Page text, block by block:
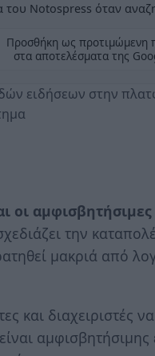
Notospress όταν
Προσθήκη ως προτιμώμενη
στα αποτελέσματα της
ειδήσεων στην
οι
την
μακριά από
και διαχειριστές
αμφισβητήσιμης